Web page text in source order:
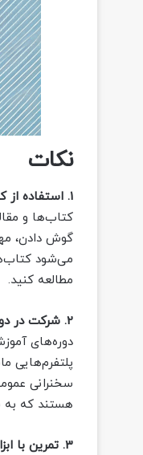
نکات
1. استفاده از کتاب‌ها و مقالات تخصصی
کتاب‌ها و
گوش دادن،
می‌شود
مطالعه کنید.
2. شرکت در دوره‌های آنلاین و وبینارها
دوره‌های
سخنرانی
هستند که به
3. تمرین با ابزارهای تعاملی و تکنولوژی‌های جدید